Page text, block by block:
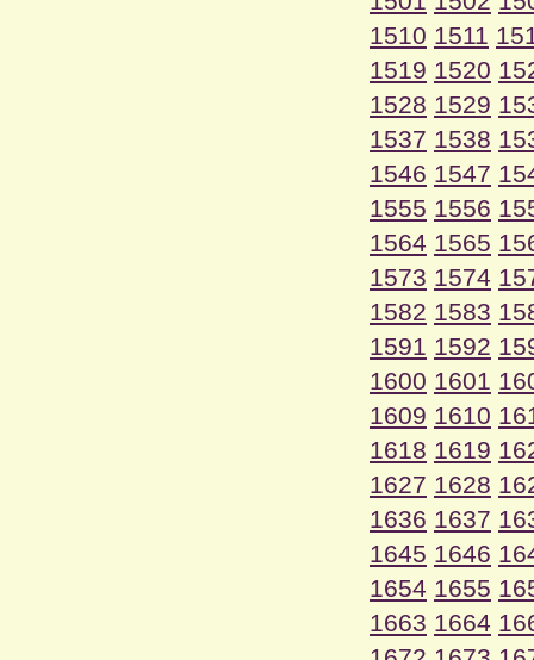
1510 1511
1519 1520
1528 1529
1537 1538
1546 1547
1555 1556
1564 1565
1573 1574
1582 1583
1591 1592
1600 1601
1609 1610
1618 1619
1627 1628
1636 1637
1645 1646
1654 1655
1663 1664